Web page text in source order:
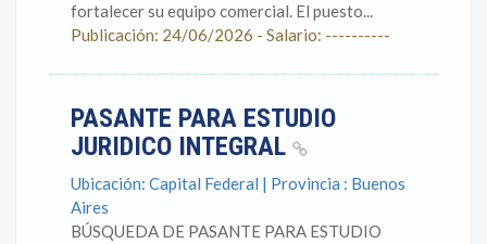
fortalecer su equipo comercial. El puesto...
Publicación: 24/06/2026 - Salario: ----------
PASANTE PARA ESTUDIO
JURIDICO INTEGRAL
Ubicación: Capital Federal | Provincia : Buenos
Aires
BÚSQUEDA DE PASANTE PARA ESTUDIO